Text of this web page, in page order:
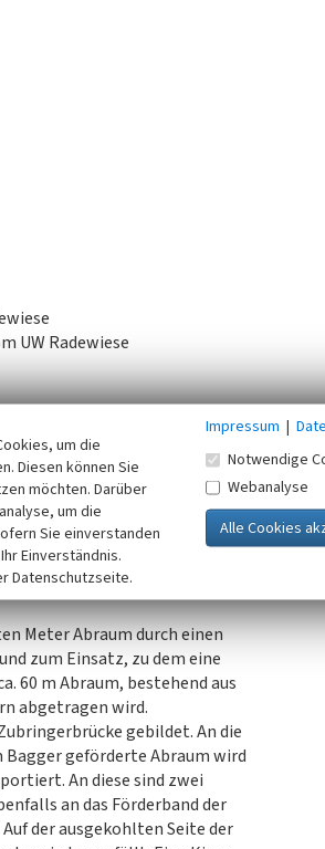
UW Radewiese
technologischen
Meter Abraum durch einen
zum Einsatz, zu dem eine
60 m Abraum, bestehend aus
abgetragen wird.
gebildet. An die
geförderte Abraum wird
An diese sind zwei
an das Förderband der
der ausgekohlten Seite der
um die
Diesen können Sie
möchten. Darüber
um die
Sie einverstanden
Einverständnis.
Datenschutzseite.
Impressum |
Notwendige
Webanalyse